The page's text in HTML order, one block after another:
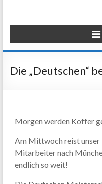
Die „Deutschen“
Morgen werden Koffer
Am Mittwoch reist unser
Mitarbeiter nach
endlich so weit!